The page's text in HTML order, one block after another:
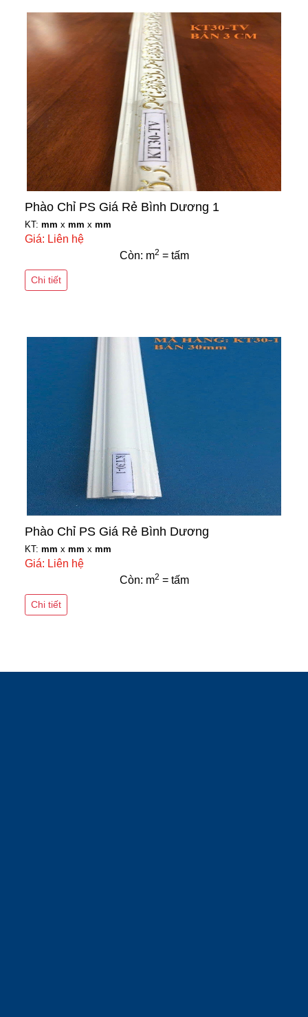
Phào Chỉ PS Giá Rẻ Bình Dương 1
KT: mm x mm x mm
Giá: Liên hệ
Còn: m2 = tấm
Chi tiết
Phào Chỉ PS Giá Rẻ Bình Dương
KT: mm x mm x mm
Giá: Liên hệ
Còn: m2 = tấm
Chi tiết